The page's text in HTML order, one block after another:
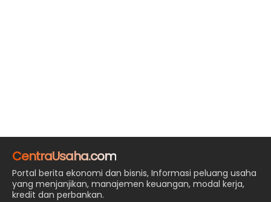
CentraUsaha.com
Portal berita ekonomi dan bisnis, Informasi peluang usaha
yang menjanjikan, manajemen keuangan, modal kerja,
kredit dan perbankan.